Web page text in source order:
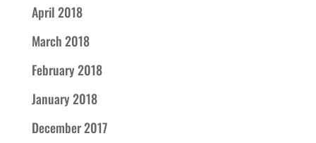
April 2018
March 2018
February 2018
January 2018
December 2017